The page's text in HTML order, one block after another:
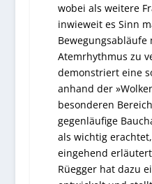
wobei als weitere
inwieweit es Sinn
Bewegungsabläufe
Atemrhythmus zu
demonstriert eine
anhand der
besonderen
gegenläufige
als wichtig
eingehend
Rüegger hat dazu